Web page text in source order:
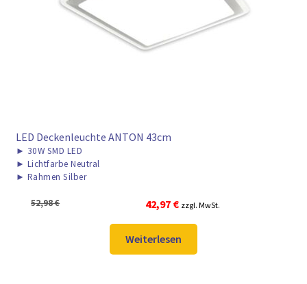
LED Deckenleuchte ANTON 43cm
► 30W SMD LED
► Lichtfarbe Neutral
► Rahmen Silber
52,98€
Ursprünglicher
Preis
war:
52,98 €
42,97 €Aktueller
Preis
ist:
42,97 €.
zzgl. MwSt.
Weiterlesen